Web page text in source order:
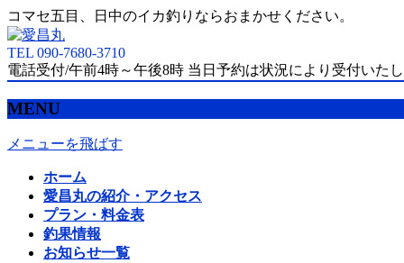
コマセ五目、日中のイカ釣りならおまかせください。
TEL 090-7680-3710
電話受付/午前4時～午後8時 当日予約は状況により受付いた
MENU
メニューを飛ばす
ホーム
愛昌丸の紹介・アクセス
プラン・料金表
釣果情報
お知らせ一覧